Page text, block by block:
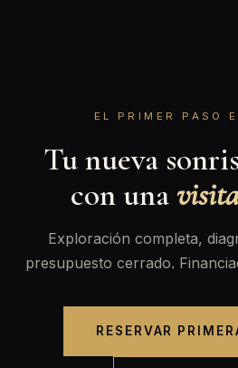
EL PRIMER PASO
Tu nueva
con una
Exploración completa,
presupuesto cerrado.
RESERVAR